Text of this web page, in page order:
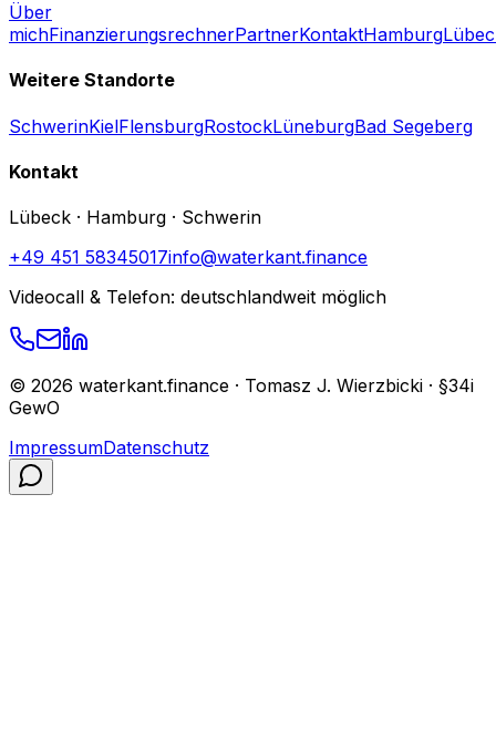
Über
michFinanzierungsrechnerPartnerKontaktHamburg
Weitere Standorte
SchwerinKielFlensburgRostockLüneburgBad Segeberg
Kontakt
Lübeck · Hamburg · Schwerin
+49 451 58345017info@waterkant.finance
Videocall & Telefon: deutschlandweit möglich
© 2026 waterkant.finance · Tomasz J. Wierzbicki · §34i
GewO
ImpressumDatenschutz